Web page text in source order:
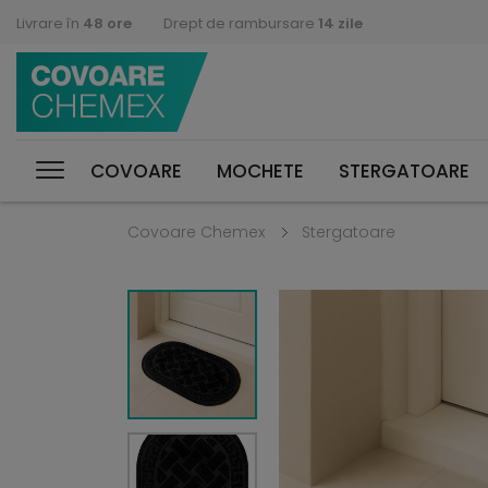
Livrare în 48 ore Drept de rambursare 14 zile
COVOARE MOCHETE STERGATOARE
Covoare Chemex Stergatoare